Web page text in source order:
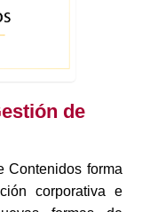
de
Contenidos forma
corporativa e